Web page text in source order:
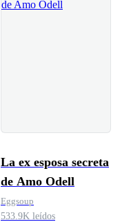
La ex esposa secreta
de Amo Odell
Eggsoup
533.9K leídos